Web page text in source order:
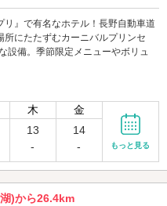
』で有名なホテル！長野自動車道
所にたたずむカーニバルプリンセ
設備。季節限定メニューやボリュ
木 金
13
-
14
-
もっと見る
)から26.4km